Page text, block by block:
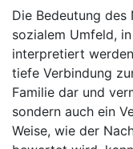
Die Bedeutung des
sozialem Umfeld,
interpretiert
tiefe Verbindung
Familie dar und
sondern auch ein
Weise, wie der